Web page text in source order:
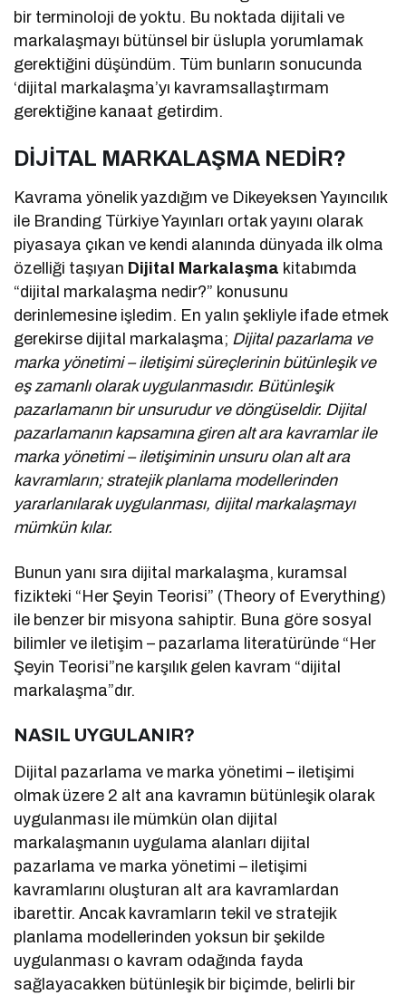
bir terminoloji de yoktu. Bu noktada dijitali ve
markalaşmayı bütünsel bir üslupla yorumlamak
gerektiğini düşündüm. Tüm bunların sonucunda
‘dijital markalaşma’yı kavramsallaştırmam
gerektiğine kanaat getirdim.
DİJİTAL MARKALAŞMA NEDİR?
Kavrama yönelik yazdığım ve Dikeyeksen Yayıncılık
ile Branding Türkiye Yayınları ortak yayını olarak
piyasaya çıkan ve kendi alanında dünyada ilk olma
özelliği taşıyan Dijital Markalaşma kitabımda
“dijital markalaşma nedir?” konusunu
derinlemesine işledim. En yalın şekliyle ifade etmek
gerekirse dijital markalaşma; Dijital pazarlama ve
marka yönetimi – iletişimi süreçlerinin bütünleşik ve
eş zamanlı olarak uygulanmasıdır. Bütünleşik
pazarlamanın bir unsurudur ve döngüseldir. Dijital
pazarlamanın kapsamına giren alt ara kavramlar ile
marka yönetimi – iletişiminin unsuru olan alt ara
kavramların; stratejik planlama modellerinden
yararlanılarak uygulanması, dijital markalaşmayı
mümkün kılar.
Bunun yanı sıra dijital markalaşma, kuramsal
fizikteki “Her Şeyin Teorisi” (Theory of Everything)
ile benzer bir misyona sahiptir. Buna göre sosyal
bilimler ve iletişim – pazarlama literatüründe “Her
Şeyin Teorisi”ne karşılık gelen kavram “dijital
markalaşma”dır.
NASIL UYGULANIR?
Dijital pazarlama ve marka yönetimi – iletişimi
olmak üzere 2 alt ana kavramın bütünleşik olarak
uygulanması ile mümkün olan dijital
markalaşmanın uygulama alanları dijital
pazarlama ve marka yönetimi – iletişimi
kavramlarını oluşturan alt ara kavramlardan
ibarettir. Ancak kavramların tekil ve stratejik
planlama modellerinden yoksun bir şekilde
uygulanması o kavram odağında fayda
sağlayacakken bütünleşik bir biçimde, belirli bir